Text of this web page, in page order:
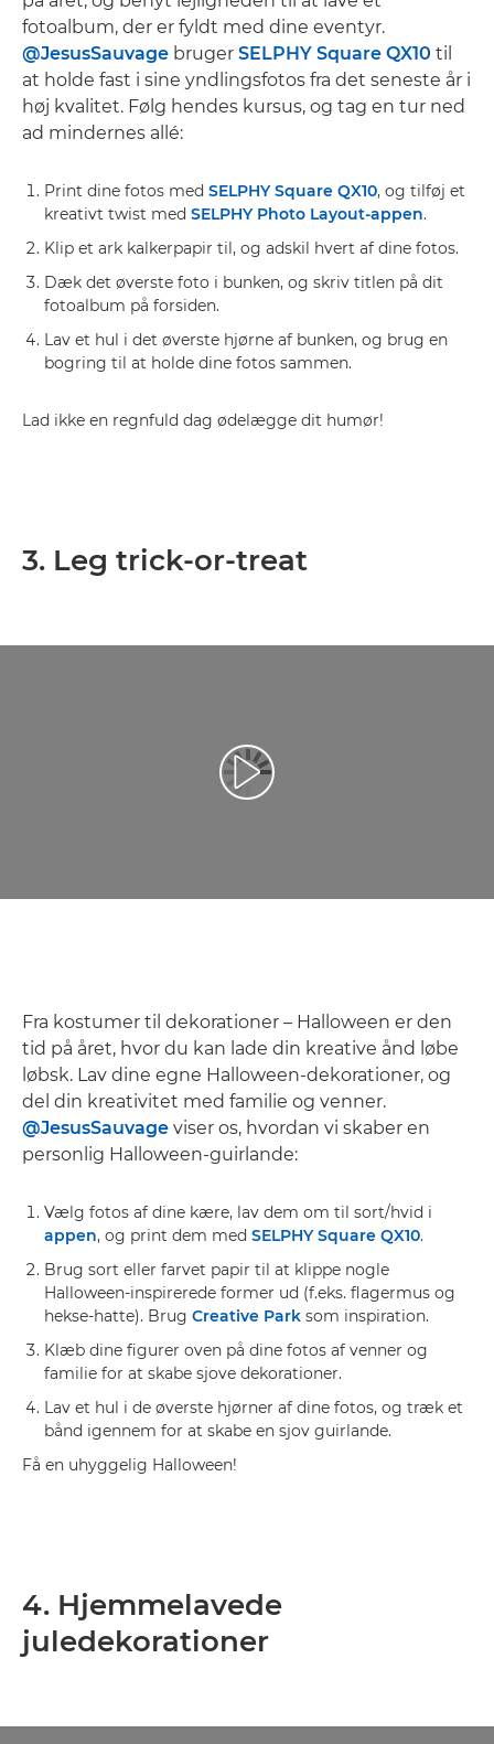
fotoalbum, der er fyldt med dine eventyr.
@JesusSauvage bruger SELPHY Square QX10 til
at holde fast i sine yndlingsfotos fra det seneste år i
høj kvalitet. Følg hendes kursus, og tag en tur ned
ad mindernes allé:
Print dine fotos med SELPHY Square QX10, og tilføj et
kreativt twist med SELPHY Photo Layout-appen.
Klip et ark kalkerpapir til, og adskil hvert af dine fotos.
Dæk det øverste foto i bunken, og skriv titlen på dit
fotoalbum på forsiden.
Lav et hul i det øverste hjørne af bunken, og brug en
bogring til at holde dine fotos sammen.
Lad ikke en regnfuld dag ødelægge dit humør!
3. Leg trick-or-treat
Afspil video
Fra kostumer til dekorationer – Halloween er den
tid på året, hvor du kan lade din kreative ånd løbe
løbsk. Lav dine egne Halloween-dekorationer, og
del din kreativitet med familie og venner.
@JesusSauvage viser os, hvordan vi skaber en
personlig Halloween-guirlande:
Vælg fotos af dine kære, lav dem om til sort/hvid i
appen, og print dem med SELPHY Square QX10.
Brug sort eller farvet papir til at klippe nogle
Halloween-inspirerede former ud (f.eks. flagermus og
hekse-hatte). Brug Creative Park som inspiration.
Klæb dine figurer oven på dine fotos af venner og
familie for at skabe sjove dekorationer.
Lav et hul i de øverste hjørner af dine fotos, og træk et
bånd igennem for at skabe en sjov guirlande.
Få en uhyggelig Halloween!
4. Hjemmelavede
juledekorationer